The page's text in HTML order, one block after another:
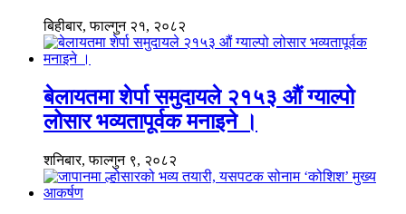
बिहीबार, फाल्गुन २१, २०८२
बेलायतमा शेर्पा समुदायले २१५३ औं ग्याल्पो
लोसार भव्यतापूर्वक मनाइने ।
शनिबार, फाल्गुन ९, २०८२